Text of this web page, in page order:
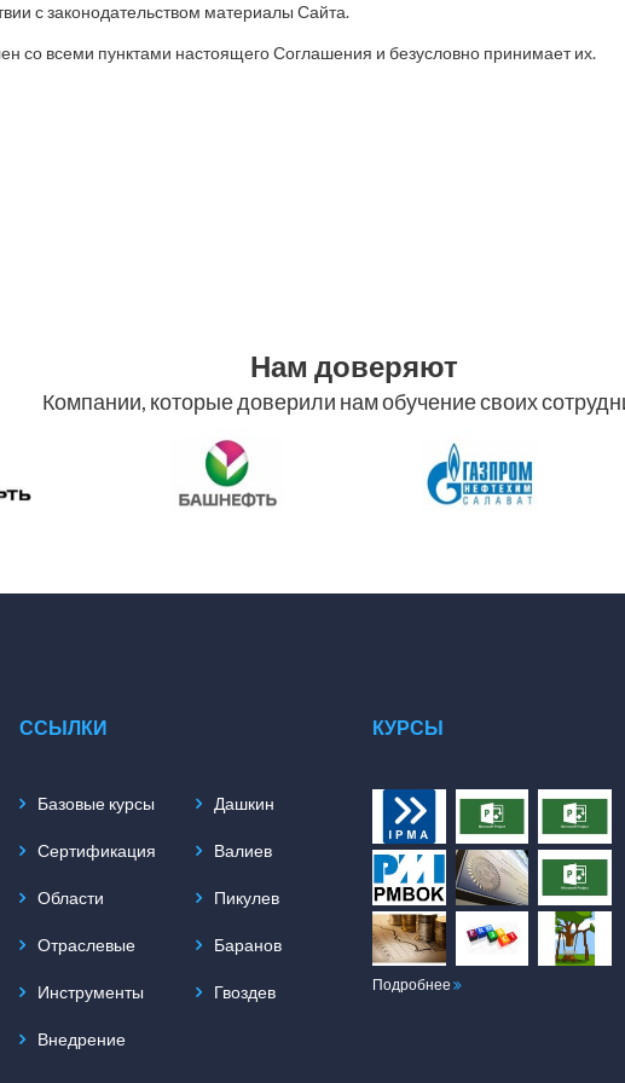
с законодательством материалы Сайта.
со всеми пунктами настоящего Соглашения и безусловно принимает их.
Нам доверяют
Компании, которые доверили нам обучение своих
ССЫЛКИ
Базовые курсы
Сертификация
Области
Отраслевые
Инструменты
Внедрение
Дашкин
Валиев
Пикулев
Баранов
Гвоздев
КУРСЫ
Подробнее